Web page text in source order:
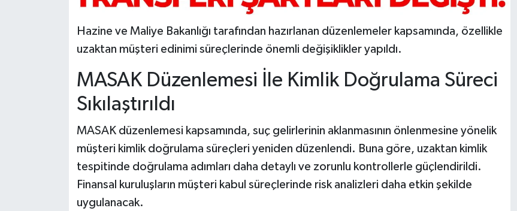
Hazine ve Maliye Bakanlığı tarafından hazırlanan düzenlemeler kapsamında, özellikle
uzaktan müşteri edinimi süreçlerinde önemli değişiklikler yapıldı.
MASAK Düzenlemesi İle Kimlik Doğrulama Süreci
Sıkılaştırıldı
MASAK düzenlemesi kapsamında, suç gelirlerinin aklanmasının önlenmesine yönelik
müşteri kimlik doğrulama süreçleri yeniden düzenlendi. Buna göre, uzaktan kimlik
tespitinde doğrulama adımları daha detaylı ve zorunlu kontrollerle güçlendirildi.
Finansal kuruluşların müşteri kabul süreçlerinde risk analizleri daha etkin şekilde
uygulanacak.